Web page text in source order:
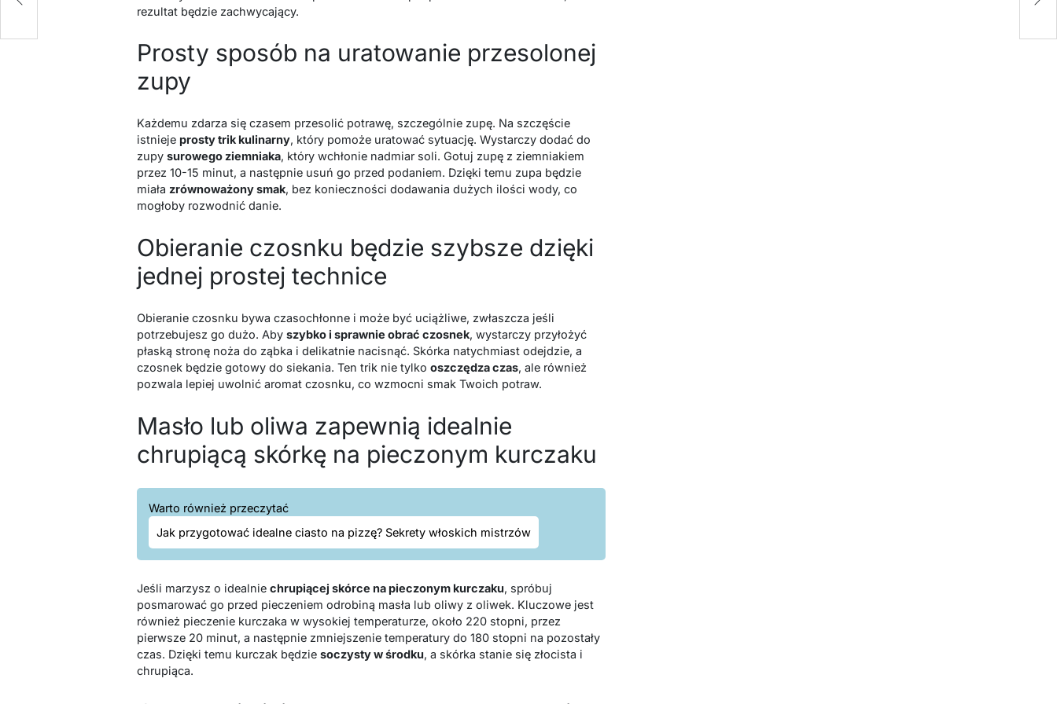
rezultat będzie zachwycający.
Prosty sposób na uratowanie przesolonej
zupy
Każdemu zdarza się czasem przesolić potrawę, szczególnie zupę. Na szczęście
istnieje prosty trik kulinarny, który pomoże uratować sytuację. Wystarczy dodać do
zupy surowego ziemniaka, który wchłonie nadmiar soli. Gotuj zupę z ziemniakiem
przez 10-15 minut, a następnie usuń go przed podaniem. Dzięki temu zupa będzie
miała zrównoważony smak, bez konieczności dodawania dużych ilości wody, co
mogłoby rozwodnić danie.
Obieranie czosnku będzie szybsze dzięki
jednej prostej technice
Obieranie czosnku bywa czasochłonne i może być uciążliwe, zwłaszcza jeśli
potrzebujesz go dużo. Aby szybko i sprawnie obrać czosnek, wystarczy przyłożyć
płaską stronę noża do ząbka i delikatnie nacisnąć. Skórka natychmiast odejdzie, a
czosnek będzie gotowy do siekania. Ten trik nie tylko oszczędza czas, ale również
pozwala lepiej uwolnić aromat czosnku, co wzmocni smak Twoich potraw.
Masło lub oliwa zapewnią idealnie
chrupiącą skórkę na pieczonym kurczaku
Warto również przeczytać
Jak przygotować idealne ciasto na pizzę? Sekrety włoskich mistrzów
Jeśli marzysz o idealnie chrupiącej skórce na pieczonym kurczaku, spróbuj
posmarować go przed pieczeniem odrobiną masła lub oliwy z oliwek. Kluczowe jest
również pieczenie kurczaka w wysokiej temperaturze, około 220 stopni, przez
pierwsze 20 minut, a następnie zmniejszenie temperatury do 180 stopni na pozostały
czas. Dzięki temu kurczak będzie soczysty w środku, a skórka stanie się złocista i
chrupiąca.